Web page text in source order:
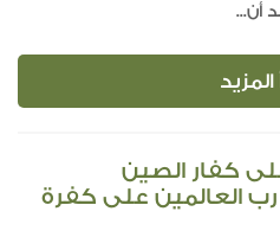
أن...
المزيد
كفار الصين
العالمين على كفرة